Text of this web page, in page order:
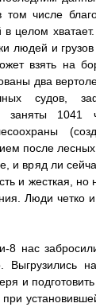
числе
целом
людей и
взять на
два
судов,
заняты 1041
после
и вряд ли
и жесткая,
Люди
8 нас
Выгрузились
и